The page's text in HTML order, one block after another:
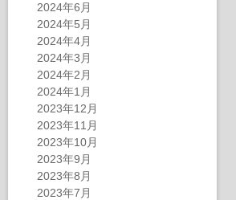
2024年6月
2024年5月
2024年4月
2024年3月
2024年2月
2024年1月
2023年12月
2023年11月
2023年10月
2023年9月
2023年8月
2023年7月